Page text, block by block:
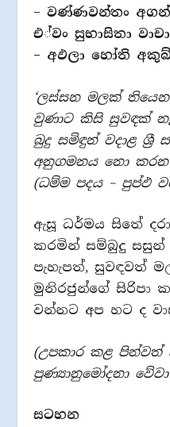
– වණ්ණවන්තං
එ්වං සුභාසිතා වාචා
– අඵලා හෝති
‘ලස්සන මලක්
වුණාට කිසි සුවඳක්
බුදු සමිඳුන් වදාළ ශ්‍රී
අනුගමනය නො කරන
(ධම්ම පදය – පුප්ඵ
ඇසූ ධර්මය සිතේ
කරමින් සම්බුදු
පැහැපත්, සුවඳවත්
මුනිරජුන්ගේ සිරිපා
වන්නට අප හට ද
(උපකාර කළ පින්වත්
පුණ්‍යානුමෝදනා
සටහන